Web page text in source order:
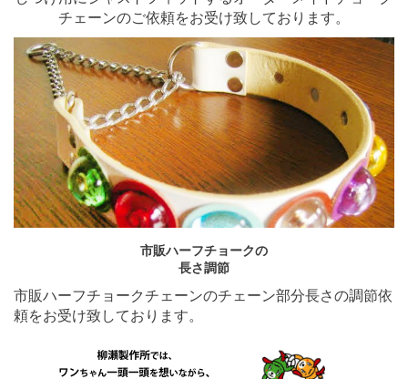
チェーンのご依頼をお受け致しております。
市販ハーフチョークの
長さ調節
市販ハーフチョークチェーンのチェーン部分長さの調節依
頼をお受け致しております。